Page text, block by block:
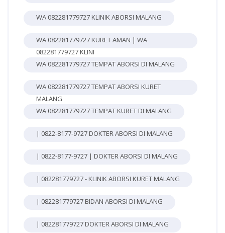
WA 082281779727 KLINIK ABORSI MALANG
WA 082281779727 KURET AMAN | WA
082281779727 KLINI
WA 082281779727 TEMPAT ABORSI DI MALANG
WA 082281779727 TEMPAT ABORSI KURET
MALANG
WA 082281779727 TEMPAT KURET DI MALANG
| 0822-8177-9727 DOKTER ABORSI DI MALANG
| 0822-8177-9727 | DOKTER ABORSI DI MALANG
| 082281779727 - KLINIK ABORSI KURET MALANG
| 082281779727 BIDAN ABORSI DI MALANG
| 082281779727 DOKTER ABORSI DI MALANG